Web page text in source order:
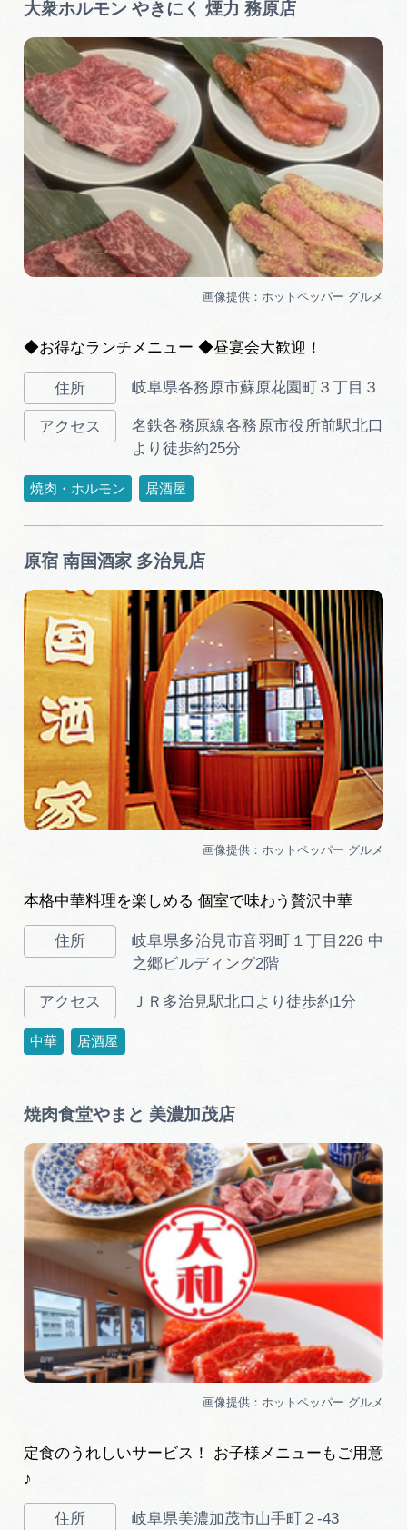
大衆ホルモン やきにく 煙力 務原店
◆お得なランチメニュー ◆昼宴会大歓迎！
岐阜県各務原市蘇原花園町３丁目３
名鉄各務原線各務原市役所前駅北口
より徒歩約25分
焼肉・ホルモン 居酒屋
原宿 南国酒家 多治見店
本格中華料理を楽しめる 個室で味わう贅沢中華
岐阜県多治見市音羽町１丁目226 中
之郷ビルディング2階
ＪＲ多治見駅北口より徒歩約1分
中華 居酒屋
焼肉食堂やまと 美濃加茂店
定食のうれしいサービス！ お子様メニューもご用意
♪
岐阜県美濃加茂市山手町２-43